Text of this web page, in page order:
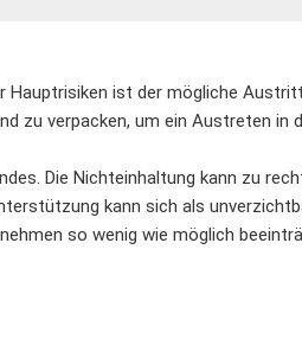
Hauptrisiken ist der mögliche
zu verpacken, um ein Austreten in
Die Nichteinhaltung kann zu
kann sich als
so wenig wie möglich